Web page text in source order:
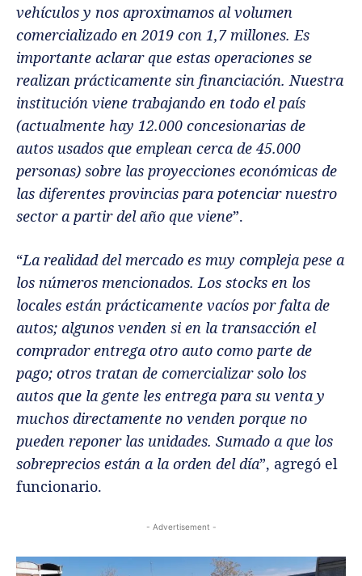
vehículos y nos aproximamos al volumen
comercializado en 2019 con 1,7 millones. Es
importante aclarar que estas operaciones se
realizan prácticamente sin financiación. Nuestra
institución viene trabajando en todo el país
(actualmente hay 12.000 concesionarias de
autos usados que emplean cerca de 45.000
personas) sobre las proyecciones económicas de
las diferentes provincias para potenciar nuestro
sector a partir del año que viene”.
“La realidad del mercado es muy compleja pese a
los números mencionados. Los stocks en los
locales están prácticamente vacíos por falta de
autos; algunos venden si en la transacción el
comprador entrega otro auto como parte de
pago; otros tratan de comercializar solo los
autos que la gente les entrega para su venta y
muchos directamente no venden porque no
pueden reponer las unidades. Sumado a que los
sobreprecios están a la orden del día”, agregó el
funcionario.
- Advertisement -